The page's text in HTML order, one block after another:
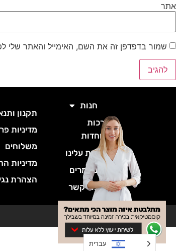
אתר
שמור בדפדפן זה את השם, האימייל והאתר שלי
חנות
ערכות
מיוחדות
קצת עלינו
מאמרים
צור קשר
תקנון
מדיניות
משלוחים
מדיניות
הצהרת
עברית